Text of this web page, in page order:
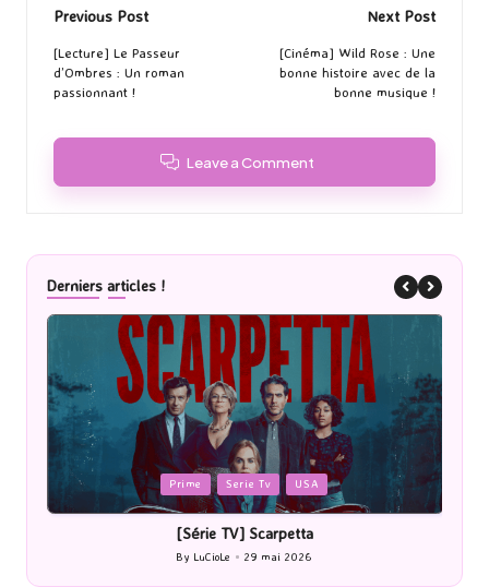
Post
navigation
Previous Post
[Lecture] Le Passeur
d’Ombres : Un roman
passionnant !
Next Post
[Cinéma] Wild Rose : Une
bonne histoire avec de la
bonne musique !
Leave a Comment
Derniers articles !
Posted
in
Prime Serie Tv USA
[Série TV] Scarpetta
Posted
By LuCioLe 29 mai 2026